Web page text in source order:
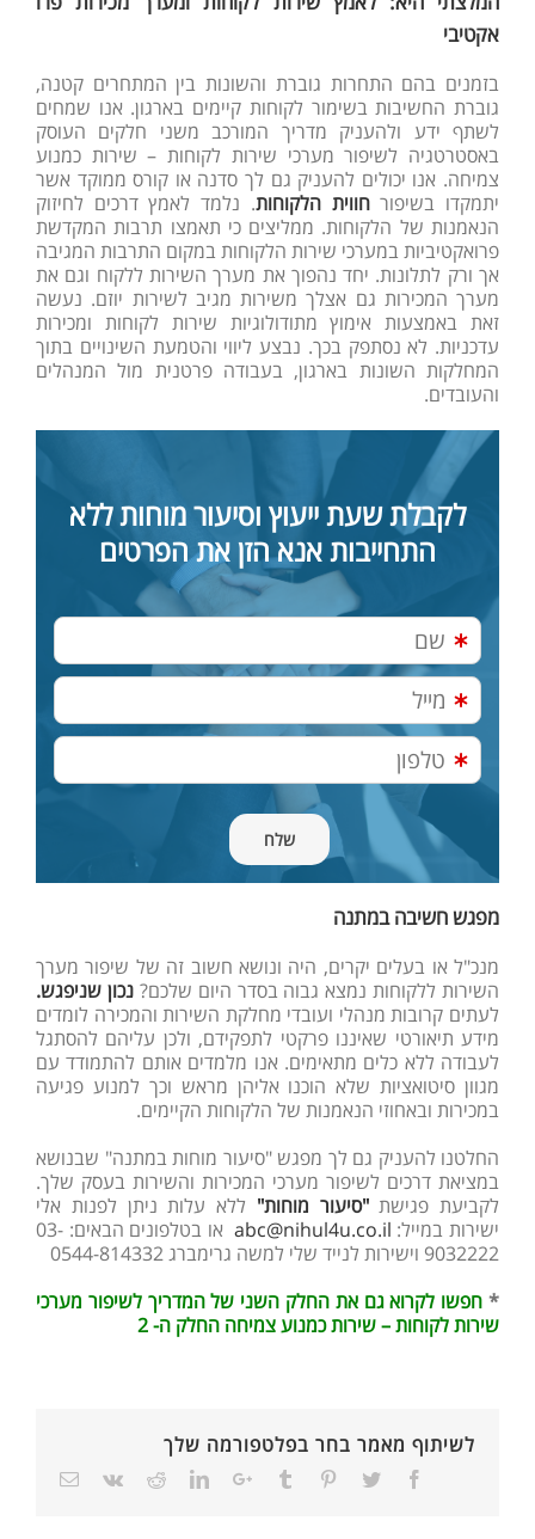
אקטיבי
בזמנים בהם התחרות גוברת והשונות בין המתחרים קטנה,
גוברת החשיבות בשימור לקוחות קיימים בארגון. אנו שמחים
לשתף ידע ולהעניק מדריך המורכב משני חלקים העוסק
באסטרטגיה לשיפור מערכי שירות לקוחות – שירות כמנוע
צמיחה. אנו יכולים להעניק גם לך סדנה או קורס ממוקד אשר
יתמקדו בשיפורחווית הלקוחות. נלמד לאמץ דרכים לחיזוק
הנאמנות של הלקוחות. ממליצים כי תאמצו תרבות המקדשת
פרואקטיביות במערכי שירות הלקוחות במקום התרבות המגיבה
אך ורק לתלונות. יחד נהפוך את מערך השירות ללקוח וגם את
מערך המכירות גם אצלך משירות מגיב לשירות יוזם. נעשה
זאת באמצעות אימוץ מתודולוגיות שירות לקוחות ומכירות
עדכניות. לא נסתפק בכך. נבצע ליווי והטמעת השינויים בתוך
המחלקות השונות בארגון, בעבודה פרטנית מול המנהלים
והעובדים.
לקבלת שעת ייעוץ וסיעור מוחות ללא
התחייבות אנא הזן את הפרטים
מפגש חשיבה במתנה
מנכ"ל או בעלים יקרים, היה ונושא חשוב זה של שיפור מערך
השירות ללקוחות נמצא גבוה בסדר היום שלכם?נכון שניפגש.
לעתים קרובות מנהלי ועובדי מחלקת השירות והמכירה לומדים
מידע תיאורטי שאיננו פרקטי לתפקידם, ולכן עליהם להסתגל
לעבודה ללא כלים מתאימים. אנו מלמדים אותם להתמודד עם
מגוון סיטואציות שלא הוכנו אליהן מראש וכך למנוע פגיעה
במכירות ובאחוזי הנאמנות של הלקוחות הקיימים.
החלטנו להעניק גם לך מפגש "סיעור מוחות במתנה" שבנושא
במציאת דרכים לשיפור מערכי המכירות והשירות בעסק שלך.
לקביעת פגישת"סיעור מוחות" ללא עלות ניתן לפנות אלי
ישירות במייל: abc@nihul4u.co.il
או בטלפונים הבאים: 03-
9032222 וישירות לנייד שלי למשה גרימברג 0544-814332
* חפשו לקרוא גם את החלק השני של המדריך לשיפור מערכי
שירות לקוחות – שירות כמנוע צמיחה החלק ה- 2
לשיתוף מאמר בחר בפלטפורמה שלך